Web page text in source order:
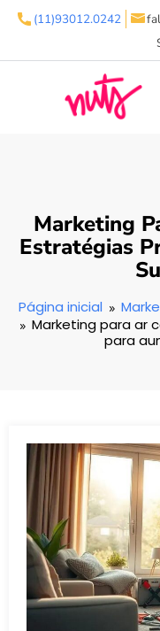
(11)93012.0242
Marketing
Estratégias
Página inicial
Marketing para ar
para